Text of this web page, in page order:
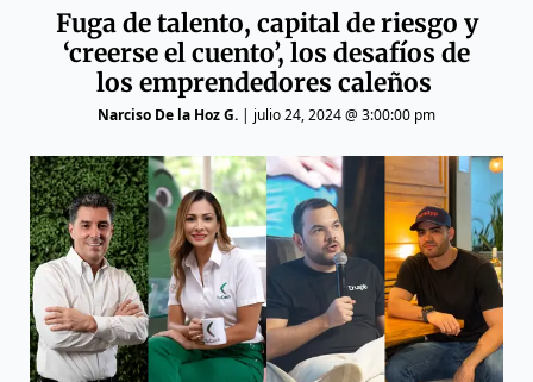
Fuga de talento, capital de riesgo y
‘creerse el cuento’, los desafíos de
los emprendedores caleños
Narciso De la Hoz G. | julio 24, 2024 @ 3:00:00 pm